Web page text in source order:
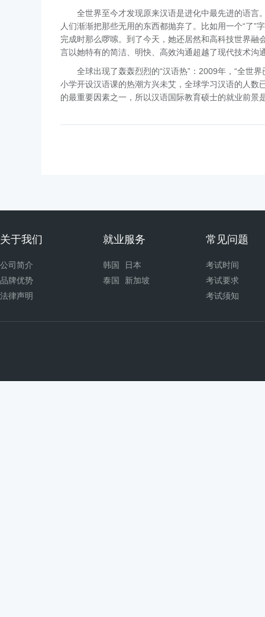
全世界至今才发现原来汉语是进化中最先进的语言
人们渐渐把那些无用的东西都抛弃了。比如用一个“了
完成时那么啰嗦。到了今天，她还居然和高科技世界
言以她特有的简洁、明快、高效沟通超越了现代技术沟
全球出现了轰轰烈烈的“汉语热”：2009年，“全世
小学开设汉语课的热潮方兴未艾，全球学习汉语的人
的最重要因素之一，所以汉语国际教育硕士的就业前景
关于我们
公司简介
品牌优势
法律声明
就业服务
韩国
日本
泰国
新加坡
常见问题
考试时间
考试要求
考试须知